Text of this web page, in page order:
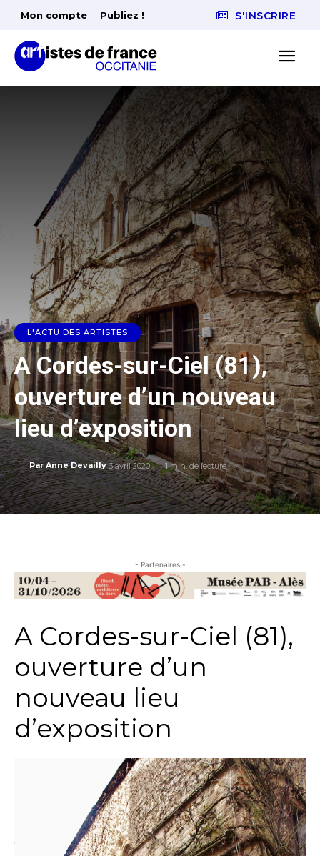
Mon compte Publiez ! S'INSCRIRE
L'ACTU DES ARTISTES
A Cordes-sur-Ciel (81),
ouverture d’un nouveau
lieu d’exposition
Par Anne Devailly 3 avril 2020 1min. de lecture
- Partenaires -
A Cordes-sur-Ciel (81),
ouverture d’un
nouveau lieu
d’exposition